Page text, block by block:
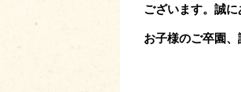
ございます。 誠に
お子様のご卒園